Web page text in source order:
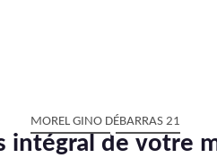
MOREL GINO DÉBARRAS 21
intégral de votre